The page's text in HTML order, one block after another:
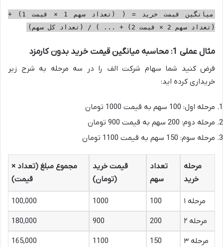
میانگین قیمت خرید = ( (تعداد سهم 1 × قیمت 1) +
(تعداد سهم 2 × قیمت 2) + ... ) / (تعداد کل سهم)
مثال عملی 1: محاسبه میانگین قیمت خرید بدون کارمزد
فرض کنید شما سهام شرکت الف را در سه مرحله به شرح زیر
خریداری کرده اید:
مرحله اول: 100 سهم به قیمت 1000 تومان
مرحله دوم: 200 سهم به قیمت 900 تومان
مرحله سوم: 150 سهم به قیمت 1100 تومان
مرحله
خرید
تعداد
سهم
قیمت خرید
(تومان)
مجموع مبلغ (تعداد ×
قیمت)
مرحله ۱ 100
1000
100,000
مرحله ۲
200
900
180,000
مرحله ۳
150
1100
165,000